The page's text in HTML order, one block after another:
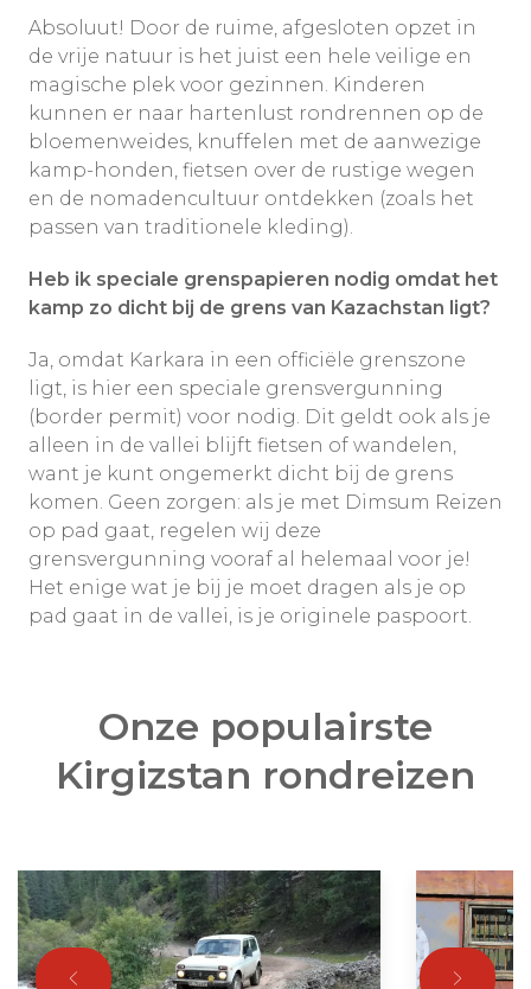
Absoluut! Door de ruime, afgesloten opzet in
de vrije natuur is het juist een hele veilige en
magische plek voor gezinnen. Kinderen
kunnen er naar hartenlust rondrennen op de
bloemenweides, knuffelen met de aanwezige
kamp-honden, fietsen over de rustige wegen
en de nomadencultuur ontdekken (zoals het
passen van traditionele kleding).
Heb ik speciale grenspapieren nodig omdat het
kamp zo dicht bij de grens van Kazachstan ligt?
Ja, omdat Karkara in een officiële grenszone
ligt, is hier een speciale grensvergunning
(border permit) voor nodig. Dit geldt ook als je
alleen in de vallei blijft fietsen of wandelen,
want je kunt ongemerkt dicht bij de grens
komen. Geen zorgen: als je met Dimsum Reizen
op pad gaat, regelen wij deze
grensvergunning vooraf al helemaal voor je!
Het enige wat je bij je moet dragen als je op
pad gaat in de vallei, is je originele paspoort.
Onze populairste
Kirgizstan rondreizen